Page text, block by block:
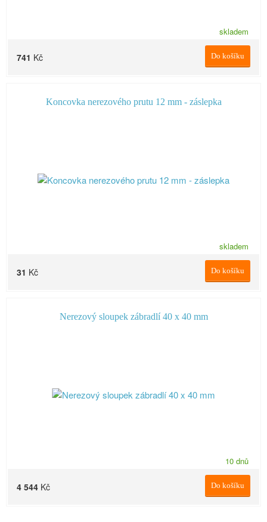
skladem
Do košíku
741 Kč
Koncovka nerezového prutu 12 mm - záslepka
skladem
Do košíku
31 Kč
Nerezový sloupek zábradlí 40 x 40 mm
10 dnů
Do košíku
4 544 Kč